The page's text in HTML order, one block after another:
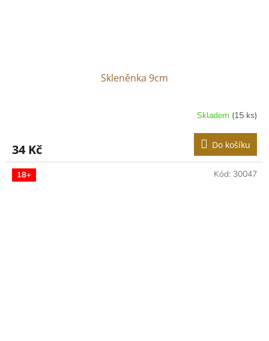
Skleněnka 9cm
Skladem (15 ks)
34 Kč Do košíku
18+ Kód: 30047